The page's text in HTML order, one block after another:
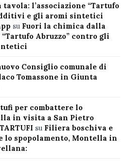
l’associazione “Tartufo
e gli aromi sintetici
su Fuori la chimica dalla
Abruzzo” contro gli
Consiglio comunale di
Tomassone in Giunta
per combattere lo
in visita a San Pietro
su Filiera boschiva e
lo spopolamento, Montella in